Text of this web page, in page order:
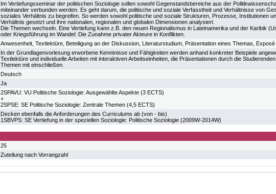
Im Vertiefungsseminar der politischen Soziologie sollen sowohl Gegenstandsbereiche aus der
miteinander verbunden werden. Es geht darum, die politische und soziale Verfasstheit und Verhältnisse von
soziales Verhältnis zu begreifen. So werden sowohl politische und soziale Strukturen, Prozesse, Institutionen
Verhältnis gesetzt und ihre nationalen, regionalen und globalen Dimensionen analysiert.
Die Themen wechseln. Eine Vertiefung kann z.B. den neuen Regionalismus in Lateinamerika und der Karibik
oder Kriegsführung im Wandel: Die Zunahme privater Akteure in Konflikten.
Anwesenheit, Textlektüre, Beteiligung an der Diskussion, Literaturstudium, Präsentation eines Themas,
In der Grundlagenvorlesung erworbene Kenntnisse und Fähigkeiten werden anhand konkreter Beispiele
Textlektüre und individuelle Arbeiten mit interaktiven Arbeitseinheiten, die Präsentationen durch die
Themen mit einschließen.
Deutsch
Ja
2SPAVU: VU Politische Soziologie: Ausgewählte Aspekte (3 ECTS)
+
2SPSE: SE Politische Soziologie: Zentrale Themen (4,5 ECTS)
Decken ebenfalls die Anforderungen des Curriculums ab (von - bis)
1SBVPS: SE Vertiefung in der speziellen Soziologie: Politische Soziologie (2009W-2014W)
25
Zuteilung nach Vorrangzahl